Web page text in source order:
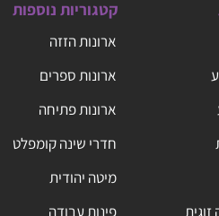
קטגוריות נוספות
ארונות הזזה
ארונות ספרים
ארונות פתיחה
חדרי שינה קומפלט
מיטה יהודית
פינות עבודה